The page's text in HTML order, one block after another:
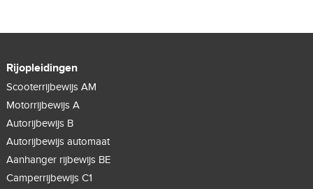
Rijopleidingen
Scooterrijbewijs AM
Motorrijbewijs A
Autorijbewijs B
Autorijbewijs automaat
Aanhanger rijbewijs BE
Camperrijbewijs C1